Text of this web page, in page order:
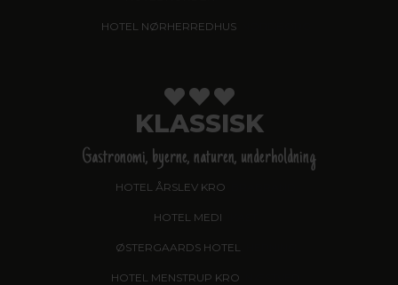
HOTEL NØRHERREDHUS, NORDBORG
KLASSISK
Gastronomi, byerne, naturen, underholdning
HOTEL ÅRSLEV KRO
HOTEL MEDI
ØSTERGAARDS HOTEL
HOTEL MENSTRUP KRO